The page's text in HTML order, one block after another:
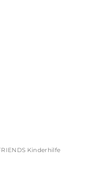
Kinderhilfe